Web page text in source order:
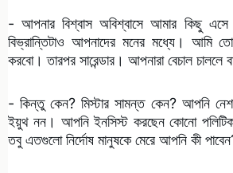
- আপনার বিশ্বাস অবিশ্বাসে আমার কিছু এসে
বিভ্রান্তিটাও আপনাদের মনের মধ্যে। আমি
করবো। তারপর সারেন্ডার। আপনারা বেচাল চাললে
- কিন্তু কেন? মিস্টার সামন্ত কেন? আপনি
ইয়ুথ নন। আপনি ইনসিস্ট করছেন কোনো
তবু এতগুলো নির্দোষ মানুষকে মেরে আপনি কী